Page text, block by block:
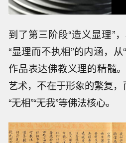
到了第三阶段“造义显理”
“显理而不执相”的内涵，从
作品表达佛教义理的精髓
艺术，不在于形象的繁复，
“无相”“无我”等佛法核心。